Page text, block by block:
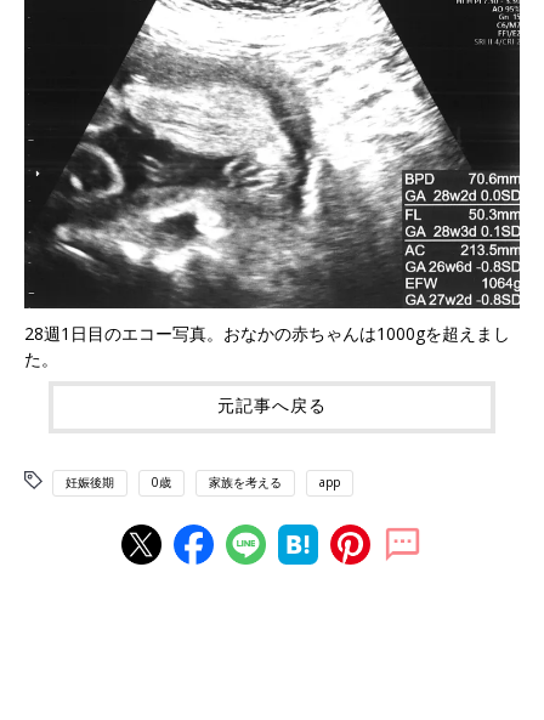
28週1日目のエコー写真。おなかの赤ちゃんは1000gを超えまし
た。
元記事へ戻る
妊娠後期 0歳 家族を考える app